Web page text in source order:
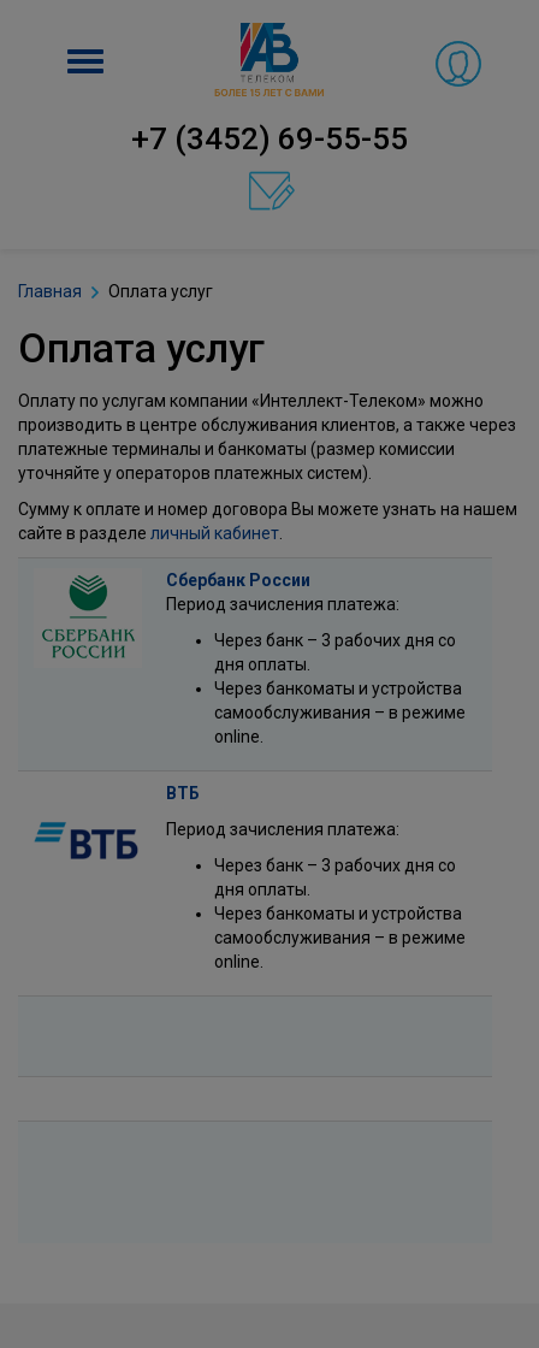
Включить
+7 (3452) 69-55-55
Главная Оплата услуг
Оплата услуг
Оплату по услугам компании «Интеллект-Телеком» можно
производить в центре обслуживания клиентов, а также через
платежные терминалы и банкоматы (размер комиссии
уточняйте у операторов платежных систем).
Сумму к оплате и номер договора Вы можете узнать на нашем
сайте в разделе личный кабинет
Сбербанк России
Период зачисления платежа:
Через банк – 3 рабочих дня со
дня оплаты.
Через банкоматы и устройства
самообслуживания – в режиме
online.
ВТБ
Период зачисления платежа:
Через банк – 3 рабочих дня со
дня оплаты.
Через банкоматы и устройства
самообслуживания – в режиме
online.